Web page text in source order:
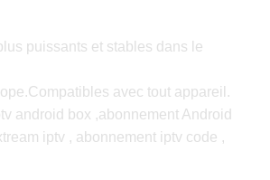
puissants et stables dans le
avec tout appareil.
android box ,abonnement Android
iptv , abonnement iptv code ,